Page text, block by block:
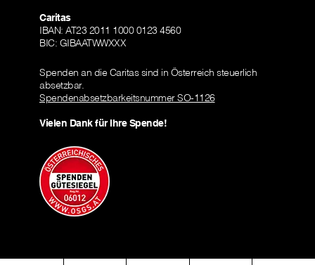
Caritas
IBAN: AT23 2011 1000 0123 4560
BIC: GIBAATWWXXX
Spenden an die Caritas sind in Österreich steuerlich
absetzbar.
Spendenabsetzbarkeitsnummer SO-1126
Vielen Dank für Ihre Spende!